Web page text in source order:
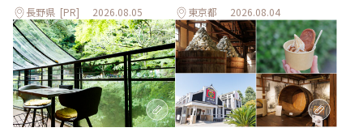
長野県 [PR] 2026.08.05 東京都 2026.08.04